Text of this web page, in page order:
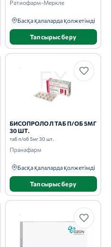
Ратиофарм-Меркле
Басқа қалаларда қолжетімді
Тапсырыс беру
БИСОПРОЛОЛ ТАБ П/ОБ 5МГ
30 ШТ.
таб п/об 5мг 30 шт.
Пранафарм
Басқа қалаларда қолжетімді
Тапсырыс беру